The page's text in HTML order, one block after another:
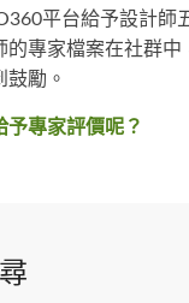
平台給予設計師
的專家檔案在社群中
鼓勵。
予專家評價呢？